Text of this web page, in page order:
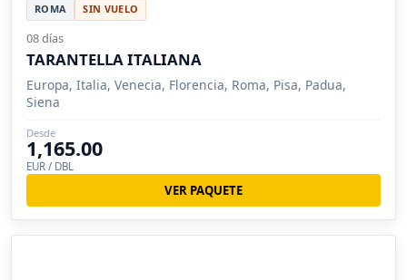
ROMA SIN VUELO
08 días
TARANTELLA ITALIANA
Europa, Italia, Venecia, Florencia, Roma, Pisa, Padua,
Siena
Desde
1,165.00
EUR / DBL
VER PAQUETE